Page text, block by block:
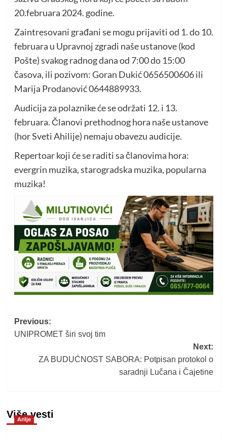
20.februara 2024. godine.
Zaintresovani građani se mogu prijaviti od 1. do 10.
februara u Upravnoj zgradi naše ustanove (kod
Pošte) svakog radnog dana od 7:00 do 15:00
časova, ili pozivom: Goran Dukić 0656500606 ili
Marija Prodanović 0644889933.
Audicija za polaznike će se održati 12. i 13.
februara. Članovi prethodnog hora naše ustanove
(hor Sveti Ahilije) nemaju obavezu audicije.
Repertoar koji će se raditi sa članovima hora:
evergrin muzika, starogradska muzika, popularna
muzika!
Post
navigation
Previous:
UNIPROMET širi svoj tim
Next:
ZA BUDUĆNOST SABORA: Potpisan protokol o
saradnji Lučana i Čajetine
Više vesti
Arilje